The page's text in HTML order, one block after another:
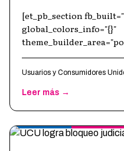
[et_pb_section
global_colors_info="{}"
backgroun
Usuarios y Consumidores
Leer más →